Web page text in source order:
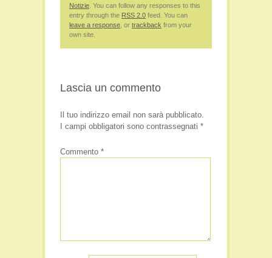
Notizie . You can follow any responses to this
entry through the RSS 2.0 feed. You can
leave a response , or trackback from your
own site.
Lascia un commento
Il tuo indirizzo email non sarà pubblicato.
I campi obbligatori sono contrassegnati *
Commento *